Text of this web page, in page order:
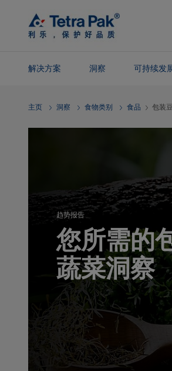
Skip To
Main
Content
解决方案 洞察 可持续发
Navigation
主页 洞察 食物类别 食品 包装
趋势报告
您所需的
蔬菜洞察